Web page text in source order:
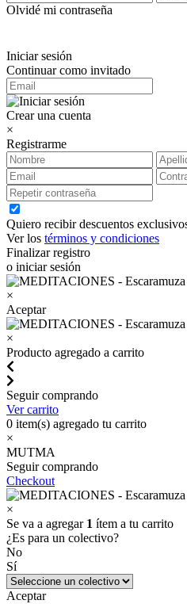
Olvidé mi contraseña
Iniciar sesión
Continuar como invitado
Crear una cuenta
×
Registrarme
Quiero recibir descuentos
Ver los términos y condiciones
Finalizar registro
o iniciar sesión
×
Aceptar
×
Producto agregado a carrito
Seguir comprando
Ver carrito
0 item(s) agregado tu carrito
×
MUTMA
Seguir comprando
Checkout
×
Se va a agregar 1 ítem a tu carrito
¿Es para un colectivo?
No
Sí
Aceptar